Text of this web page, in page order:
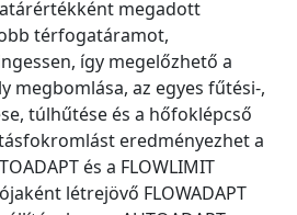
megadott
térfogatáramot,
így megelőzhető a
megbomlása, az egyes fűtési-,
túlhűtése és a hőfoklépcső
eredményezhet a
és a FLOWLIMIT
létrejövő FLOWADAPT